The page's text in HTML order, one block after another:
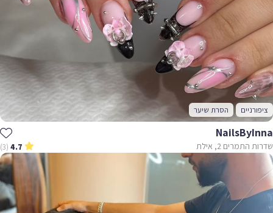
ציפורניים הסרת שיער
NailsByInna
שדרות התמרים 2, אילת 4.7
(3)